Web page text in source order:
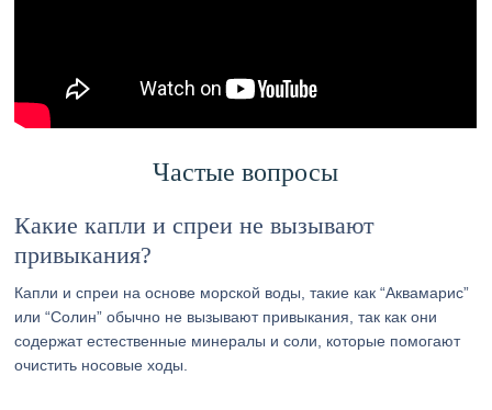
Частые вопросы
Какие капли и спреи не вызывают
привыкания?
Капли и спреи на основе морской воды, такие как “Аквамарис”
или “Солин” обычно не вызывают привыкания, так как они
содержат естественные минералы и соли, которые помогают
очистить носовые ходы.